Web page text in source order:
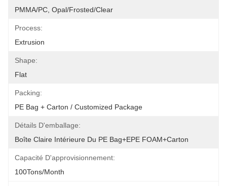
PMMA/PC, Opal/Frosted/Clear
Process:
Extrusion
Shape:
Flat
Packing:
PE Bag + Carton / Customized Package
Détails D'emballage:
Boîte Claire Intérieure Du PE Bag+EPE FOAM+Carton
Capacité D'approvisionnement:
100Tons/Month